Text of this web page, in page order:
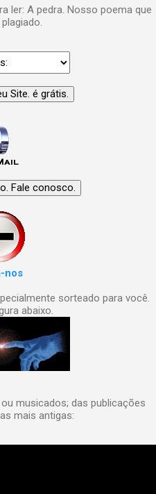
ler: A pedra. Nosso poema que
nos
sorteado para você.
abaixo.
musicados; das publicações
mais antigas: